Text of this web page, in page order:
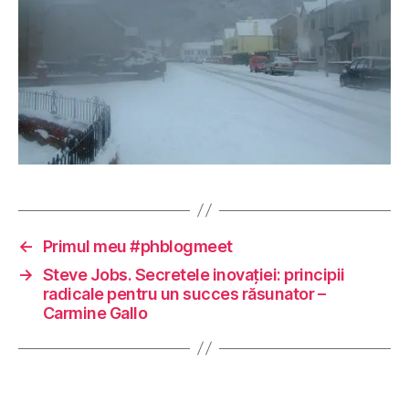
←
Primul meu #phblogmeet
→ Steve Jobs. Secretele inovaţiei: principii
radicale pentru un succes răsunator –
Carmine Gallo